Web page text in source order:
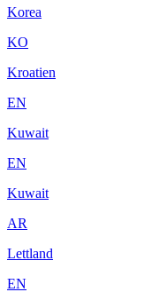
Korea
KO
Kroatien
EN
Kuwait
EN
Kuwait
AR
Lettland
EN